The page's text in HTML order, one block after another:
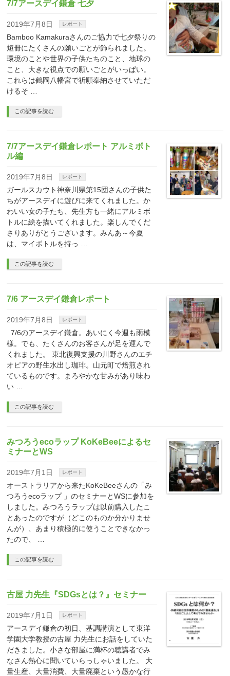
7/7アースデイ鎌倉 七夕
2019年7月8日 レポート
Bamboo Kamakuraさんのご協力で七夕祭りの
短冊にたくさんの願いごとが飾られました。
環境のことや世界の子供たちのこと、地球の
こと、大きな視点での願いごとがいっぱい。
これらは鶴岡八幡宮で祈願奉納させていただ
けるそ …
この記事を読む
7/7アースデイ鎌倉レポート アルミボト
ル編
2019年7月8日 レポート
ガールスカウト神奈川県第15団さんの子供た
ちがアースデイに遊びに来てくれました。か
わいい女の子たち、先生方も一緒にアルミボ
トルに絵を描いてくれました。楽しんでくだ
さりありがとうございます。みんあ～今夏
は、マイボトルを持っ …
この記事を読む
7/6 アースデイ鎌倉レポート
2019年7月8日 レポート
7/6のアースデイ鎌倉。あいにく今週も雨模
様。でも、たくさんのお客さんが足を運んで
くれました。 東北復興支援の川野さんのエチ
オピアの野生水出し珈琲。山元町で焙煎され
ているものです。まろやかな甘みがあり味わ
い …
この記事を読む
みつろうecoラップ KoKeBeeによるセ
ミナーとWS
2019年7月1日 レポート
オーストラリアから来たKoKeBeeさんの「み
つろうecoラップ 」のセミナーとWSに参加を
しました。みつろうラップは以前購入したこ
とあったのですが（どこのものか分かりませ
んが）、あまり積極的に使うことできなかっ
たので、 …
この記事を読む
古屋 力先生『SDGsとは？』セミナー
2019年7月1日 レポート
アースデイ鎌倉の初日、基調講演として東洋
学園大学教授の古屋 力先生にお話をしていた
だきました。小さな部屋に満杯の聴講者でみ
なさん熱心に聞いていらっしゃいました。 大
量生産、大量消費、大量廃棄という愚かな行